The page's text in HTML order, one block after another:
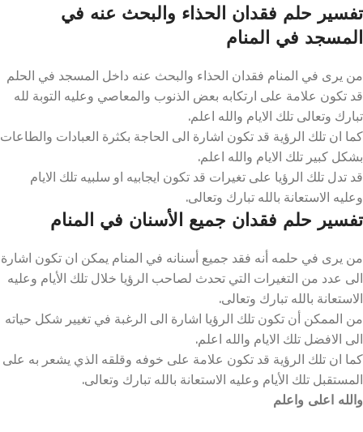
تفسير حلم فقدان الحذاء والبحث عنه في
المسجد في المنام
من يرى في المنام فقدان الحذاء والبحث عنه داخل المسجد في الحلم
قد تكون علامة على ارتكابه بعض الذنوب والمعاصي وعليه التوبة لله
تبارك وتعالى تلك الايام والله اعلم.
كما ان تلك الرؤية قد تكون اشارة الى الحاجة بكثرة العبادات والطاعات
بشكل كبير تلك الايام والله اعلم.
قد تدل تلك الرؤيا على تغيرات قد تكون ايجابيه او سلبيه تلك الايام
وعليه الاستعانة بالله تبارك وتعالى.
تفسير حلم فقدان جميع الأسنان في المنام
من يرى في حلمه أنه فقد جميع أسنانه في المنام يمكن ان تكون اشارة
الى عدد من التغيرات التي تحدث لصاحب الرؤيا خلال تلك الأيام وعليه
الاستعانة بالله تبارك وتعالى.
من الممكن أن تكون تلك الرؤيا اشارة الى الرغبة في تغيير شكل حياته
الى الافضل تلك الايام والله اعلم.
كما ان تلك الرؤية قد تكون علامة على خوفه وقلقه الذي يشعر به على
المستقبل تلك الأيام وعليه الاستعانة بالله تبارك وتعالى.
والله اعلى واعلم